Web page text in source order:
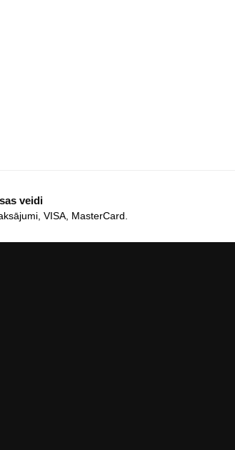
veidi
VISA, MasterCard.